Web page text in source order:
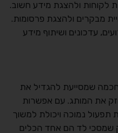
לקוחות ולהצגת מידע חשוב.
מבקרים ולהצגת פרסומות.
עדכונים ושיתוף מידע
שמסייעת להגדיל את
את המותג. עם אפשרות
תפעול נמוכה ויכולת למשוך
שמסכי לד הם אחד הכלים